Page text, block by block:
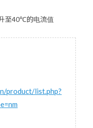
至40℃的电流值
product/list.php?